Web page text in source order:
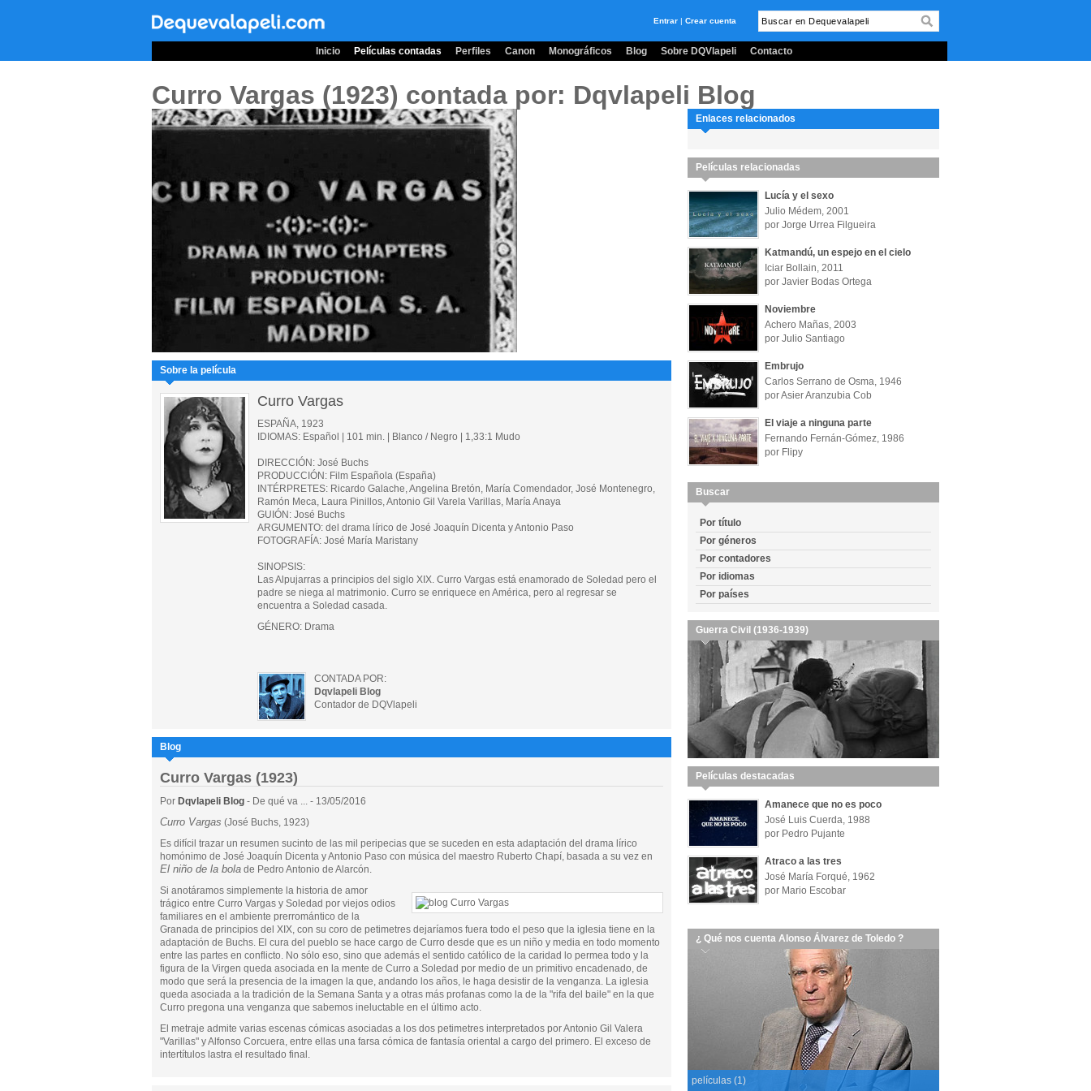
Entrar | Crear cuenta
Inicio Películas contadas Perfiles Canon Monográficos Blog Sobre DQVlapeli Contacto
Curro Vargas (1923) contada por: Dqvlapeli Blog
Sobre la película
Curro Vargas
ESPAÑA, 1923
IDIOMAS: Español | 101 min. | Blanco / Negro | 1,33:1 Mudo
DIRECCIÓN: José Buchs
PRODUCCIÓN: Film Española (España)
INTÉRPRETES: Ricardo Galache, Angelina Bretón, María Comendador, José Montenegro,
Ramón Meca, Laura Pinillos, Antonio Gil Varela Varillas, María Anaya
GUIÓN: José Buchs
ARGUMENTO: del drama lírico de José Joaquín Dicenta y Antonio Paso
FOTOGRAFÍA: José María Maristany
SINOPSIS:
Las Alpujarras a principios del siglo XIX. Curro Vargas está enamorado de Soledad pero el
padre se niega al matrimonio. Curro se enriquece en América, pero al regresar se
encuentra a Soledad casada.
GÉNERO: Drama
CONTADA POR:
Dqvlapeli Blog
Contador de DQVlapeli
Blog
Curro Vargas (1923)
Por Dqvlapeli Blog - De qué va ... - 13/05/2016
Curro Vargas (José Buchs, 1923)
Es difícil trazar un resumen sucinto de las mil peripecias que se suceden en esta adaptación del drama lírico
homónimo de José Joaquín Dicenta y Antonio Paso con música del maestro Ruberto Chapí, basada a su vez en
El niño de la bola de Pedro Antonio de Alarcón.
Si anotáramos simplemente la historia de amor
trágico entre Curro Vargas y Soledad por viejos odios
familiares en el ambiente prerromántico de la
Granada de principios del XIX, con su coro de petimetres dejaríamos fuera todo el peso que la iglesia tiene en la
adaptación de Buchs. El cura del pueblo se hace cargo de Curro desde que es un niño y media en todo momento
entre las partes en conflicto. No sólo eso, sino que además el sentido católico de la caridad lo permea todo y la
figura de la Virgen queda asociada en la mente de Curro a Soledad por medio de un primitivo encadenado, de
modo que será la presencia de la imagen la que, andando los años, le haga desistir de la venganza. La iglesia
queda asociada a la tradición de la Semana Santa y a otras más profanas como la de la "rifa del baile" en la que
Curro pregona una venganza que sabemos ineluctable en el último acto.
El metraje admite varias escenas cómicas asociadas a los dos petimetres interpretados por Antonio Gil Valera
"Varillas" y Alfonso Corcuera, entre ellas una farsa cómica de fantasía oriental a cargo del primero. El exceso de
intertítulos lastra el resultado final.
Enlaces relacionados
Películas relacionadas
Lucía y el sexo
Julio Médem, 2001
por Jorge Urrea Filgueira
Katmandú, un espejo en el cielo
Iciar Bollain, 2011
por Javier Bodas Ortega
Noviembre
Achero Mañas, 2003
por Julio Santiago
Embrujo
Carlos Serrano de Osma, 1946
por Asier Aranzubia Cob
El viaje a ninguna parte
Fernando Fernán-Gómez, 1986
por Flipy
Buscar
Por título
Por géneros
Por contadores
Por idiomas
Por países
Guerra Civil (1936-1939)
Películas destacadas
Amanece que no es poco
José Luis Cuerda, 1988
por Pedro Pujante
Atraco a las tres
José María Forqué, 1962
por Mario Escobar
¿ Qué nos cuenta Alonso Álvarez de Toledo ?
películas (1)